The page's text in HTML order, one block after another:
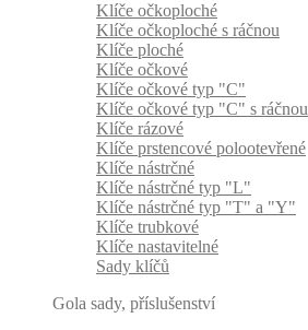
Klíče očkoploché
Klíče očkoploché s ráčnou
Klíče ploché
Klíče očkové
Klíče očkové typ "C"
Klíče očkové typ "C" s ráčnou
Klíče rázové
Klíče prstencové polootevřené
Klíče nástrčné
Klíče nástrčné typ "L"
Klíče nástrčné typ "T" a "Y"
Klíče trubkové
Klíče nastavitelné
Sady klíčů
Gola sady, příslušenství